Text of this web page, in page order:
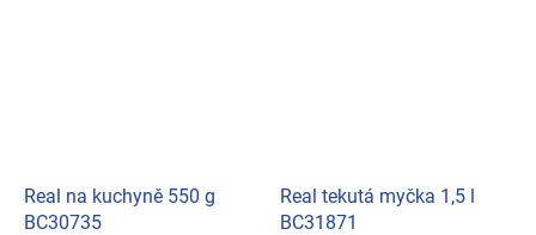
Real na kuchyně 550 g
BC30735
Real tekutá myčka 1,5 l
BC31871